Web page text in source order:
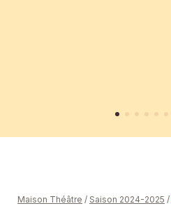
Maison Théâtre / Saison 2024-2025 /